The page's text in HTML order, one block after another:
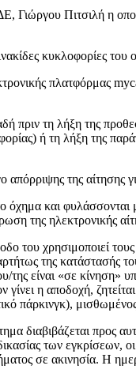
Πιτσιλή η
κυκλοφορίες του
πλατφόρμας
πριν τη λήξη της
ή τη λήξη της
απόρριψης της αίτησης
όχημα και
της ηλεκτρονικής
του χρησιμοποιεί
της κατάστασής
είναι «σε κίνηση»
η αποδοχή,
πάρκινγκ),
διαβιβάζεται προς
των εγκρίσεων, οι
σε ακινησία. Η